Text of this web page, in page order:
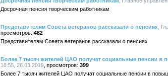
Досрочная пенсия творческим работникам
Представителям Совета ветеранов рассказали о пенсиях ,
482
Представителям Совета ветеранов рассказали о пенсиях
Более 7 тысяч жителей ЦАО получат социальные пенсии в
18:55, 26.03.2019
399
Более 7 тысяч жителей ЦАО получат социальные пенсии в